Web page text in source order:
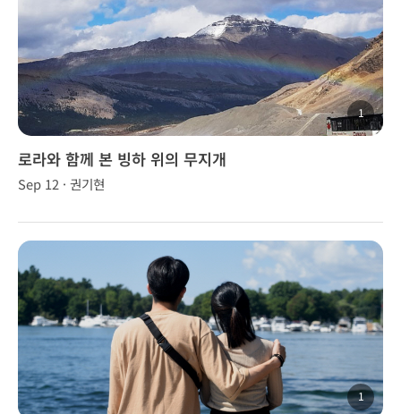
1
로라와 함께 본 빙하 위의 무지개
Sep 12 · 권기현
1